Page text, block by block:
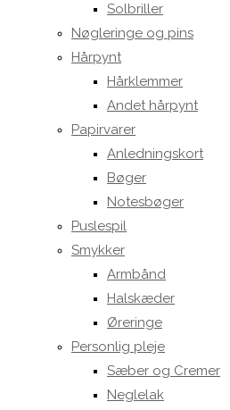
Solbriller
Nøgleringe og pins
Hårpynt
Hårklemmer
Andet hårpynt
Papirvarer
Anledningskort
Bøger
Notesbøger
Puslespil
Smykker
Armbånd
Halskæder
Øreringe
Personlig pleje
Sæber og Cremer
Neglelak